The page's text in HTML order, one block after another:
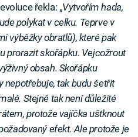
řekla: „Vytvořím hada,
polykat v celku. Teprve v
výběžky obratlů), které pak
prorazit skořápku. Vejcožrout
obsah. Skořápku
nepotřebuje, tak budu šetřit
Stejně tak není důležité
protože vajíčka uštknout
efekt. Ale protože je